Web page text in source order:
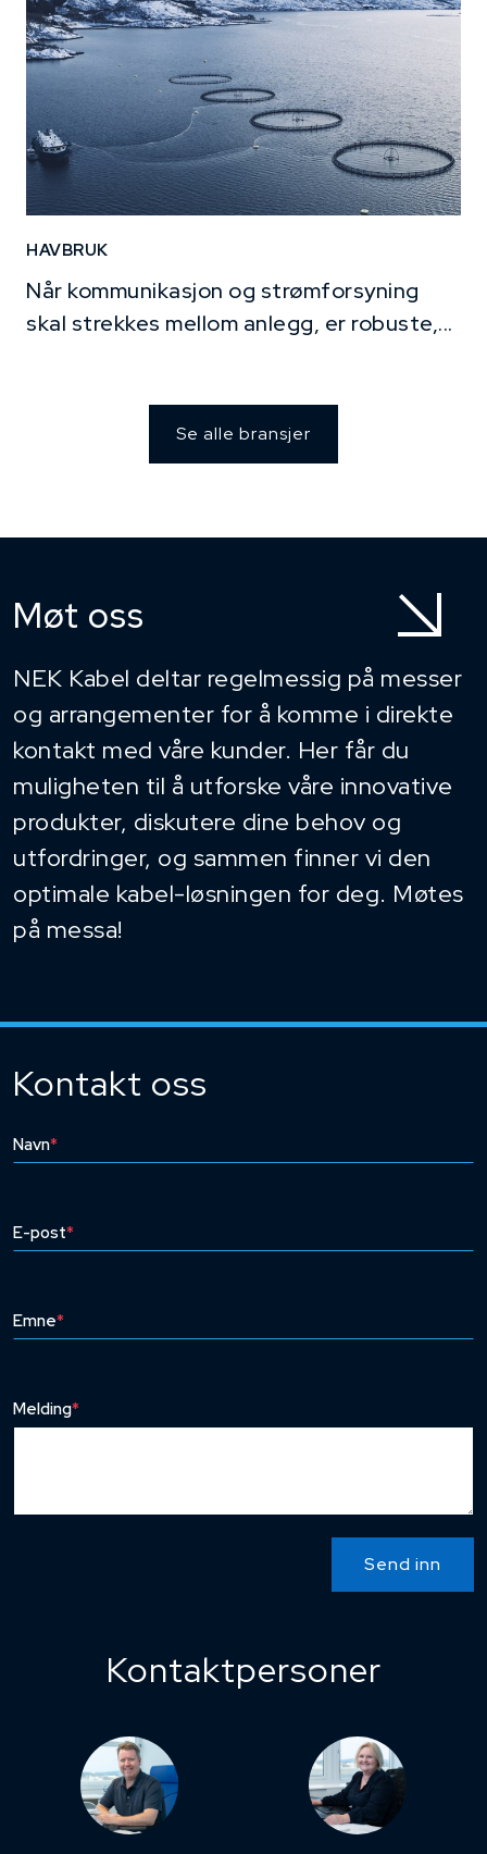
HAVBRUK
Når kommunikasjon og strømforsyning
skal strekkes mellom anlegg, er robuste,...
Se alle bransjer
Møt oss
NEK Kabel deltar regelmessig på messer
og arrangementer for å komme i direkte
kontakt med våre kunder. Her får du
muligheten til å utforske våre innovative
produkter, diskutere dine behov og
utfordringer, og sammen finner vi den
optimale kabel-løsningen for deg. Møtes
på messa!
Kontakt oss
Navn*
E-post*
Emne*
Melding*
Send inn
Kontaktpersoner